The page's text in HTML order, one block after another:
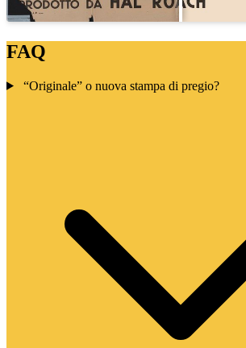
FAQ
“Originale” o nuova stampa di pregio?